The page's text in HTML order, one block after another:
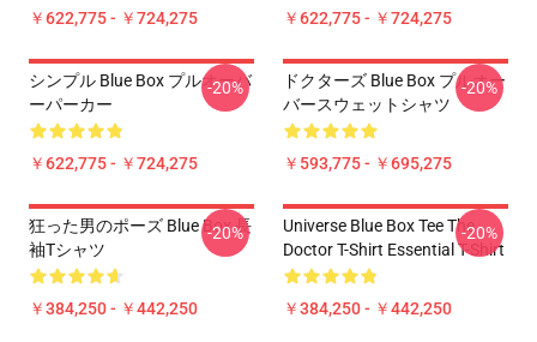
￥622,775 - ￥724,275 ￥622,775 - ￥724,275
シンプル Blue Box プルオーバ
ーパーカー
￥622,775 - ￥724,275
-20%
ドクターズ Blue Box プルオー
バースウェットシャツ
￥593,775 - ￥695,275
-20%
狂った男のポーズ Blue Box 長
袖Tシャツ
￥384,250 - ￥442,250
-20%
Universe Blue Box Tee The
Doctor T-Shirt Essential T-Shirt
￥384,250 - ￥442,250
-20%